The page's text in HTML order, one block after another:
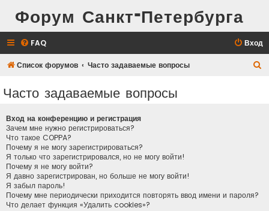
Форум Санкт-Петербурга
FAQ Вход
Список форумов Часто задаваемые вопросы
Часто задаваемые вопросы
Вход на конференцию и регистрация
Зачем мне нужно регистрироваться?
Что такое COPPA?
Почему я не могу зарегистрироваться?
Я только что зарегистрировался, но не могу войти!
Почему я не могу войти?
Я давно зарегистрирован, но больше не могу войти!
Я забыл пароль!
Почему мне периодически приходится повторять ввод имени и пароля?
Что делает функция «Удалить cookies»?